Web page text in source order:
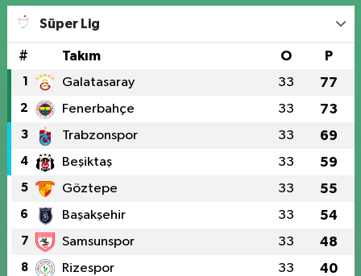
Süper Lig
# Takım O P
1 Galatasaray 33 77
2 Fenerbahçe 33 73
3 Trabzonspor 33 69
4 Beşiktaş 33 59
5 Göztepe 33 55
6 Başakşehir 33 54
7 Samsunspor 33 48
8 Rizespor 33 40